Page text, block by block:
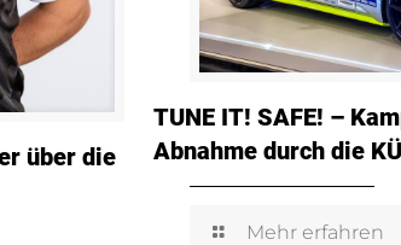
über die
TUNE IT! SAFE! –
Abnahme durch die
Mehr erfahren